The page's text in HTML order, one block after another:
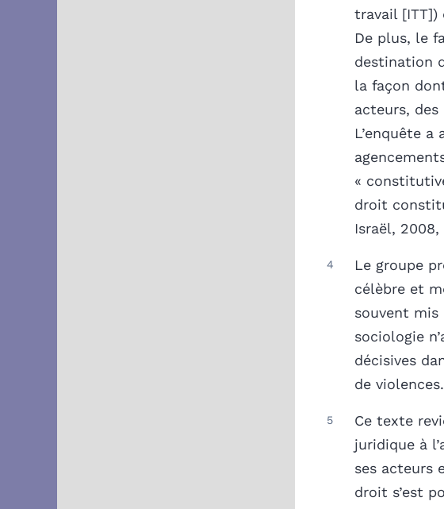
travail [ITT])
De plus, le
destination
la façon
acteurs,
L’enquête
«
droit
Israël, 2008,
Le groupe
célèbre et
souvent mis
sociologie
décisives
de violences.
Ce texte
juridique à
ses acteurs
droit s’est